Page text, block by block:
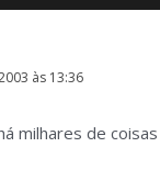
às 13:36
milhares de